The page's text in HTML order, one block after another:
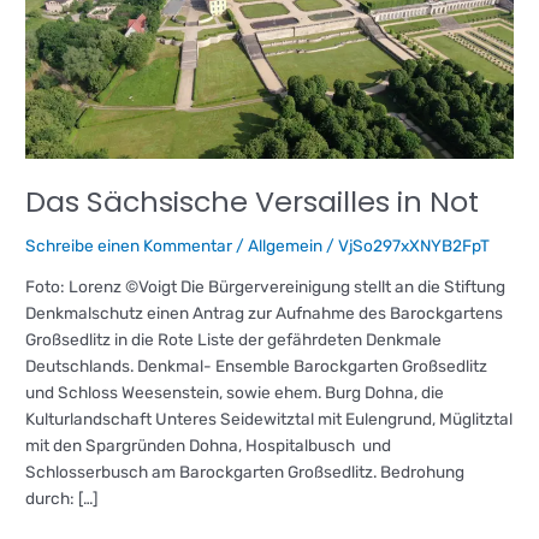
Das Sächsische Versailles in Not
Schreibe einen Kommentar /Allgemein /VjSo297xXNYB2FpT
Foto: Lorenz ©Voigt Die Bürgervereinigung stellt an die Stiftung
Denkmalschutz einen Antrag zur Aufnahme des Barockgartens
Großsedlitz in die Rote Liste der gefährdeten Denkmale
Deutschlands. Denkmal- Ensemble Barockgarten Großsedlitz
und Schloss Weesenstein, sowie ehem. Burg Dohna, die
Kulturlandschaft Unteres Seidewitztal mit Eulengrund, Müglitztal
mit den Spargründen Dohna, Hospitalbusch und
Schlosserbusch am Barockgarten Großsedlitz. Bedrohung
durch: […]